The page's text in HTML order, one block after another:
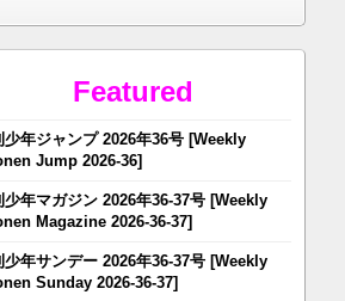
Featured
少年ジャンプ 2026年36号 [Weekly
Jump 2026-36]
少年マガジン 2026年36-37号 [Weekly
Magazine 2026-36-37]
少年サンデー 2026年36-37号 [Weekly
Sunday 2026-36-37]